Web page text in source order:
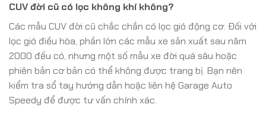
CUV đời cũ có lọc không khí không?
Các mẫu CUV đời cũ chắc chắn có lọc gió động cơ. Đối với
lọc gió điều hòa, phần lớn các mẫu xe sản xuất sau năm
2000 đều có, nhưng một số mẫu xe đời quá sâu hoặc
phiên bản cơ bản có thể không được trang bị. Bạn nên
kiểm tra sổ tay hướng dẫn hoặc liên hệ Garage Auto
Speedy để được tư vấn chính xác.